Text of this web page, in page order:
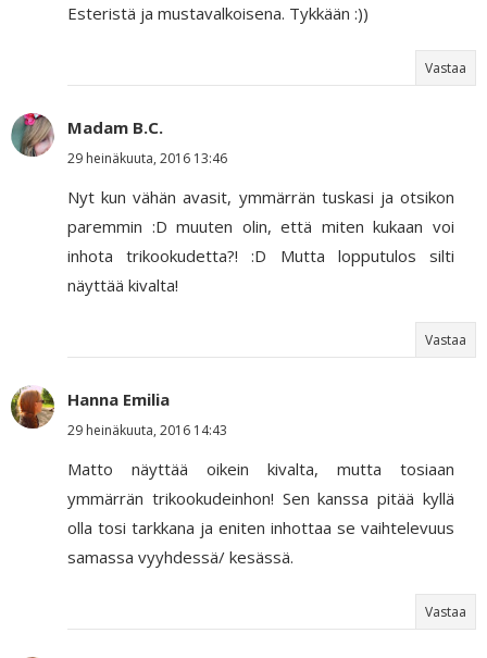
Esteristä ja mustavalkoisena. Tykkään :))
Vastaa
Madam B.C.
29 heinäkuuta, 2016 13:46
Nyt kun vähän avasit, ymmärrän tuskasi ja otsikon
paremmin :D muuten olin, että miten kukaan voi
inhota trikookudetta?! :D Mutta lopputulos silti
näyttää kivalta!
Vastaa
Hanna Emilia
29 heinäkuuta, 2016 14:43
Matto näyttää oikein kivalta, mutta tosiaan
ymmärrän trikookudeinhon! Sen kanssa pitää kyllä
olla tosi tarkkana ja eniten inhottaa se vaihtelevuus
samassa vyyhdessä/ kesässä.
Vastaa